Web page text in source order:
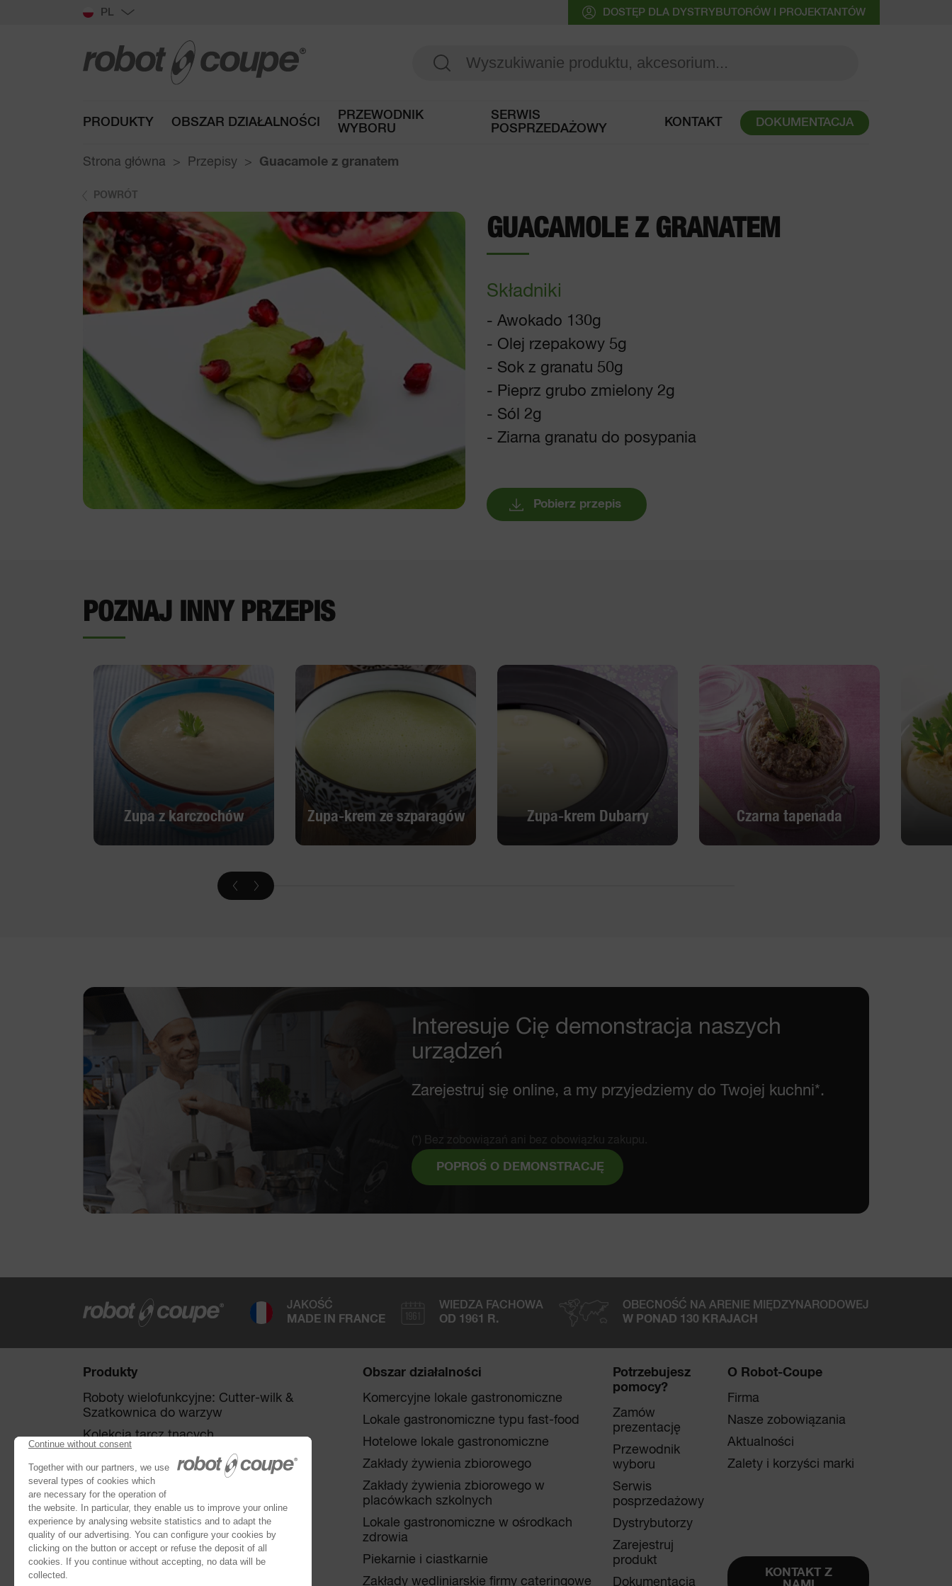
PL DOSTĘP DLA DYSTRYBUTORÓW I PROJEKTANTÓW
PRODUKTY OBSZAR DZIAŁALNOŚCI
PRZEWODNIK
WYBORU
SERWIS
POSPRZEDAŻOWY
KONTAKT DOKUMENTACJA
Strona główna Przepisy Guacamole z granatem
POWRÓT
GUACAMOLE Z GRANATEM
Składniki
- Awokado 130g
- Olej rzepakowy 5g
- Sok z granatu 50g
- Pieprz grubo zmielony 2g
- Sól 2g
- Ziarna granatu do posypania
Pobierz przepis
POZNAJ INNY PRZEPIS
Zupa z karczochów
Zupa z karczochów
Zupa-krem ze szparagów Zupa-krem Dubarry Czarna tapenada
Interesuje Cię demonstracja naszych
urządzeń
Zarejestruj się online, a my przyjedziemy do Twojej kuchni*.
(*) Bez zobowiązań ani bez obowiązku zakupu.
POPROŚ O DEMONSTRACJĘ
JAKOŚĆ
MADE IN FRANCE
WIEDZA FACHOWA
OD 1961 R.
OBECNOŚĆ NA ARENIE MIĘDZYNARODOWEJ
W PONAD 130 KRAJACH
Produkty
Roboty wielofunkcyjne: Cutter-wilk &
Szatkownica do warzyw
Kolekcja tarcz tnących
Szatkownica do warzyw
Cutter-wilki
Robot Cook
Blixer ®
Kitchen Blenders
Miksery ręczne
Obszar działalności
Komercyjne lokale gastronomiczne
Lokale gastronomiczne typu fast-food
Hotelowe lokale gastronomiczne
Zakłady żywienia zbiorowego
Zakłady żywienia zbiorowego w
placówkach szkolnych
Lokale gastronomiczne w ośrodkach
zdrowia
Piekarnie i ciastkarnie
Zakłady wędliniarskie firmy cateringowe
Potrzebujesz
pomocy?
Zamów
prezentację
Przewodnik
wyboru
Serwis
posprzedażowy
Dystrybutorzy
Zarejestruj
produkt
Dokumentacja
O Robot-Coupe
Firma
Nasze zobowiązania
Aktualności
Zalety i korzyści marki
KONTAKT Z
Dostęp do przewodnika wyboru